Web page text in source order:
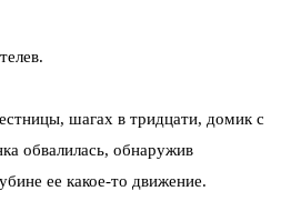
шагах в тридцати, домик с
обвалилась, обнаружив
ее какое-то движение.